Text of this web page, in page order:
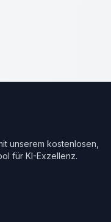
unserem kostenlosen,
für KI-Exzellenz.